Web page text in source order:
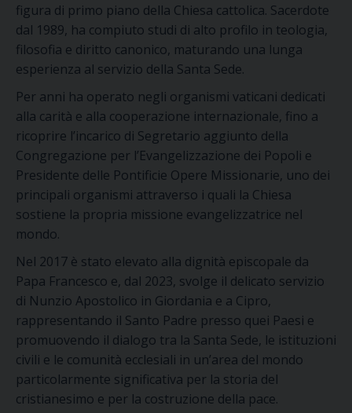
figura di primo piano della Chiesa cattolica. Sacerdote
dal 1989, ha compiuto studi di alto profilo in teologia,
filosofia e diritto canonico, maturando una lunga
esperienza al servizio della Santa Sede.
Per anni ha operato negli organismi vaticani dedicati
alla carità e alla cooperazione internazionale, fino a
ricoprire l’incarico di Segretario aggiunto della
Congregazione per l’Evangelizzazione dei Popoli e
Presidente delle Pontificie Opere Missionarie, uno dei
principali organismi attraverso i quali la Chiesa
sostiene la propria missione evangelizzatrice nel
mondo.
Nel 2017 è stato elevato alla dignità episcopale da
Papa Francesco e, dal 2023, svolge il delicato servizio
di Nunzio Apostolico in Giordania e a Cipro,
rappresentando il Santo Padre presso quei Paesi e
promuovendo il dialogo tra la Santa Sede, le istituzioni
civili e le comunità ecclesiali in un’area del mondo
particolarmente significativa per la storia del
cristianesimo e per la costruzione della pace.